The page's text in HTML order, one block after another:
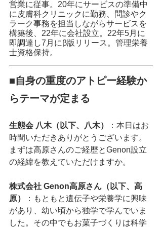
営業に従事。20年にサービスの準備中
に皮膚科クリニックに勤務、問診やク
ラーク事務を担当しながらサービスを
構築後、22年に会社設立。22年5月に
即調達し7月にβ版リリース。管理栄養
士資格保持。
■自身の重度のアトピー経験か
らテーマが定まる
生態会 八木（以下、八木）
：本日はお
時間いただきありがとうございます。
まずは高原さんのご経歴とGenon設立
の経緯を教えていただけますか。
株式会社 Genon高原さん（以下、高
原）
：もともと遺伝子や栄養学に興味
があり、幼い頃から独学で学んでいま
した。その中でもお菓子づくりは科学